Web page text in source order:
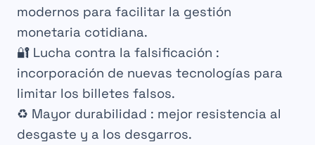
modernos para facilitar la gestión
monetaria cotidiana.
🔐 Lucha contra la falsificación :
incorporación de nuevas tecnologías para
limitar los billetes falsos.
♻️ Mayor durabilidad : mejor resistencia al
desgaste y a los desgarros.